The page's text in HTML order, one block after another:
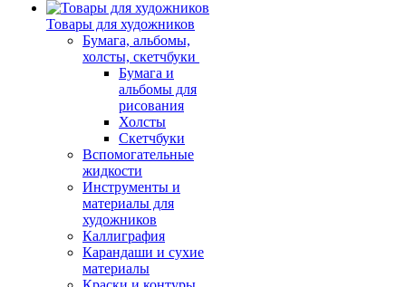
Товары для художников
Бумага, альбомы,
холсты, скетчбуки
Бумага и
альбомы для
рисования
Холсты
Скетчбуки
Вспомогательные
жидкости
Инструменты и
материалы для
художников
Каллиграфия
Карандаши и сухие
материалы